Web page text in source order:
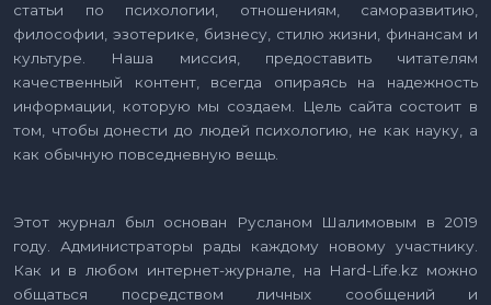
статьи по психологии, отношениям, саморазвитию,
философии, эзотерике, бизнесу, стилю жизни, финансам и
культуре. Наша миссия, предоставить читателям
качественный контент, всегда опираясь на надежность
информации, которую мы создаем. Цель сайта состоит в
том, чтобы донести до людей психологию, не как науку, а
как обычную повседневную вещь.
Этот журнал был основан Русланом Шалимовым в 2019
году. Администраторы рады каждому новому участнику.
Как и в любом интернет-журнале, на Hard-Life.kz можно
общаться посредством личных сообщений и